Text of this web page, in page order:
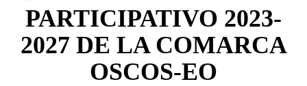
navegación
PARTICIPATIVO 2023-
2027 DE LA COMARCA
OSCOS-EO